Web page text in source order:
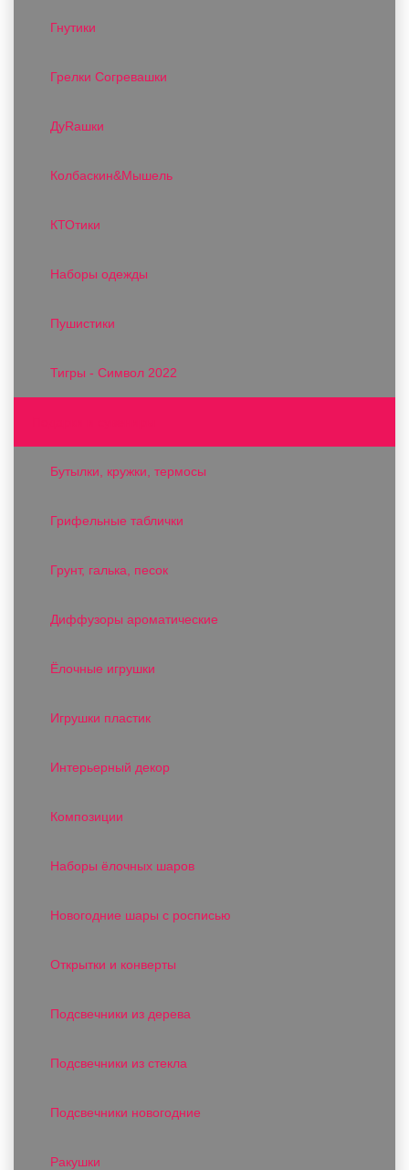
Гнутики
Грелки Согревашки
ДуRашки
Колбаскин&Мышель
КТОтики
Наборы одежды
Пушистики
Тигры - Символ 2022
Бутылки, кружки, термосы
Грифельные таблички
Грунт, галька, песок
Диффузоры ароматические
Ёлочные игрушки
Игрушки пластик
Интерьерный декор
Композиции
Наборы ёлочных шаров
Новогодние шары с росписью
Открытки и конверты
Подсвечники из дерева
Подсвечники из стекла
Подсвечники новогодние
Ракушки